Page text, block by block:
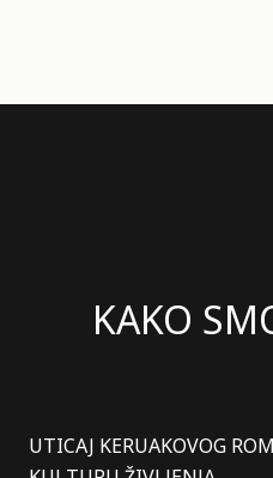
KAKO
UTICAJ KERUAKOVOG